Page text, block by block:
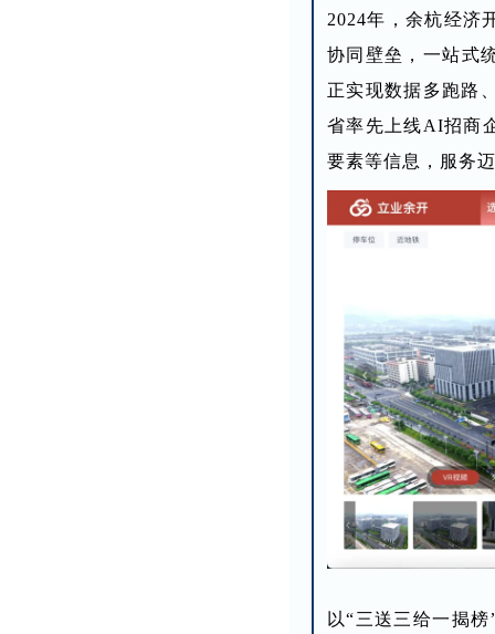
2024年，余杭经济
协同壁垒，一站式
正实现数据多跑路
省率先上线AI招商
要素等信息，服务
以“三送三给一揭